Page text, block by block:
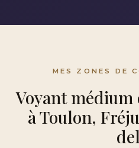
MES ZONES DE
Voyant
à Toulon,